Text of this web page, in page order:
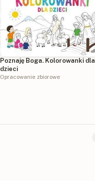
Poznaję Boga. Kolorowanki dla
dzieci
Opracowanie zbiorowe